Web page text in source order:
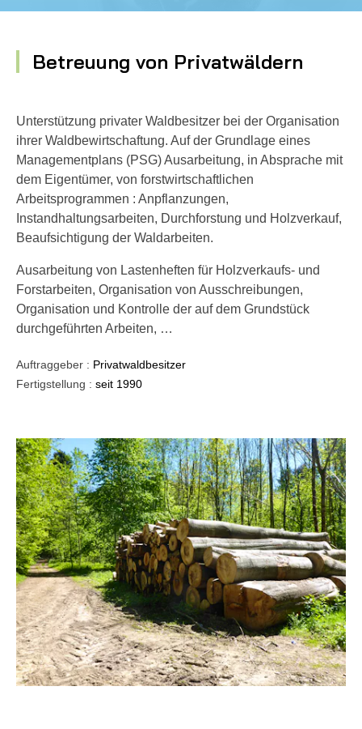
Betreuung von Privatwäldern
Unterstützung privater Waldbesitzer bei der Organisation
ihrer Waldbewirtschaftung. Auf der Grundlage eines
Managementplans (PSG) Ausarbeitung, in Absprache mit
dem Eigentümer, von forstwirtschaftlichen
Arbeitsprogrammen : Anpflanzungen,
Instandhaltungsarbeiten, Durchforstung und Holzverkauf,
Beaufsichtigung der Waldarbeiten.
Ausarbeitung von Lastenheften für Holzverkaufs- und
Forstarbeiten, Organisation von Ausschreibungen,
Organisation und Kontrolle der auf dem Grundstück
durchgeführten Arbeiten, …
Auftraggeber : Privatwaldbesitzer
Fertigstellung : seit 1990